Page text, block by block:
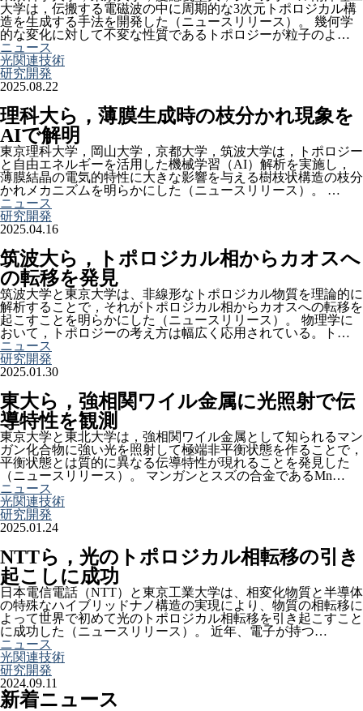
大学は，伝搬する電磁波の中に周期的な3次元トポロジカル構
造を生成する手法を開発した（ニュースリリース）。 幾何学
的な変化に対して不変な性質であるトポロジーが粒子のよ…
ニュース
光関連技術
研究開発
2025.08.22
理科大ら，薄膜生成時の枝分かれ現象を
AIで解明
東京理科大学，岡山大学，京都大学，筑波大学は，トポロジー
と自由エネルギーを活用した機械学習（AI）解析を実施し，
薄膜結晶の電気的特性に大きな影響を与える樹枝状構造の枝分
かれメカニズムを明らかにした（ニュースリリース）。 …
ニュース
研究開発
2025.04.16
筑波大ら，トポロジカル相からカオスへ
の転移を発見
筑波大学と東京大学は、非線形なトポロジカル物質を理論的に
解析することで，それがトポロジカル相からカオスへの転移を
起こすことを明らかにした（ニュースリリース）。 物理学に
おいて，トポロジーの考え方は幅広く応用されている。ト…
ニュース
研究開発
2025.01.30
東大ら，強相関ワイル金属に光照射で伝
導特性を観測
東京大学と東北大学は，強相関ワイル金属として知られるマン
ガン化合物に強い光を照射して極端非平衡状態を作ることで，
平衡状態とは質的に異なる伝導特性が現れることを発見した
（ニュースリリース）。 マンガンとスズの合金であるMn…
ニュース
光関連技術
研究開発
2025.01.24
NTTら，光のトポロジカル相転移の引き
起こしに成功
日本電信電話（NTT）と東京工業大学は、相変化物質と半導体
の特殊なハイブリッドナノ構造の実現により、物質の相転移に
よって世界で初めて光のトポロジカル相転移を引き起こすこと
に成功した（ニュースリリース）。 近年、電子が持つ…
ニュース
光関連技術
研究開発
2024.09.11
新着ニュース